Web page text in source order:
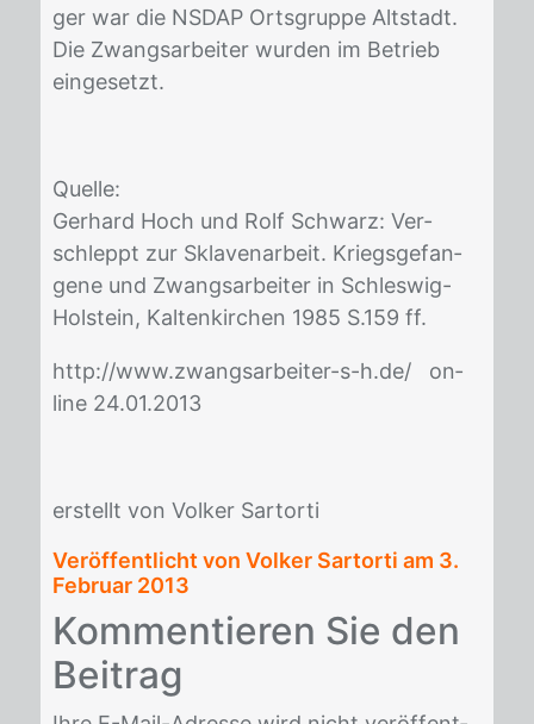
ger war die NS­DAP Orts­grup­pe Alt­stadt.
Die Zwangs­ar­bei­ter wur­den im Be­trieb
ein­ge­setzt.
Quel­le:
Ger­hard Hoch und Rolf Schwarz: Ver­
schleppt zur Skla­ven­ar­beit. Kriegs­ge­fan­
ge­ne und Zwangs­ar­bei­ter in Schles­wig-
Hol­stein, Kal­ten­kir­chen 1985 S.159 ff.
http://​www.zwangs­ar­bei­ter-s-h.de/ on­
line 24.01.2013
er­stellt von Vol­ker Sar­t­or­ti
Veröffentlicht von Volker Sartorti am 3.
Februar 2013
Kom­men­tie­ren Sie den
Bei­trag